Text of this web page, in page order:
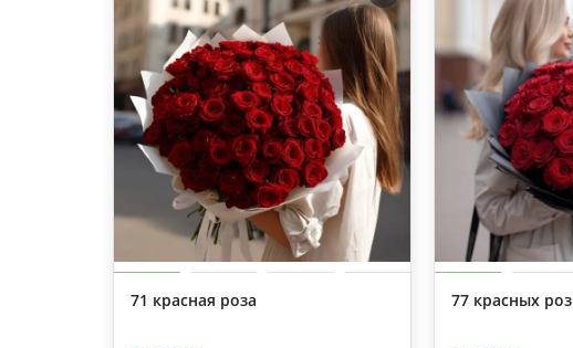
71 красная роза 77 красных роз